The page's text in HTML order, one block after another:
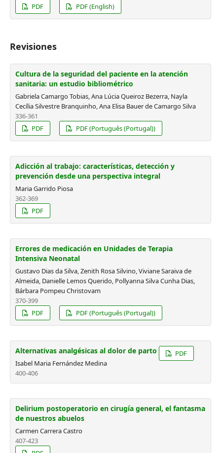
PDF
PDF (English)
Revisiones
Cultura de la seguridad del paciente en la atención
sanitaria: un estudio bibliométrico
Gabriela Camargo Tobias, Ana Lúcia Queiroz Bezerra, Nayla
Cecília Silvestre Branquinho, Ana Elisa Bauer de Camargo Silva
336-361
PDF
PDF (Português (Portugal))
Adicción al trabajo: características, detección y
prevención desde una perspectiva integral
Maria Garrido Piosa
362-369
PDF
Errores de medicación en Unidades de Terapia
Intensiva Neonatal
Gustavo Dias da Silva, Zenith Rosa Silvino, Viviane Saraiva de
Almeida, Danielle Lemos Querido, Pollyanna Silva Cunha Dias,
Bárbara Pompeu Christovam
370-399
PDF
PDF (Português (Portugal))
Alternativas analgésicas al dolor de parto
Isabel Maria Fernández Medina
400-406
PDF
Delirium postoperatorio en cirugía general, el fantasma
de nuestros abuelos
Carmen Carrera Castro
407-423